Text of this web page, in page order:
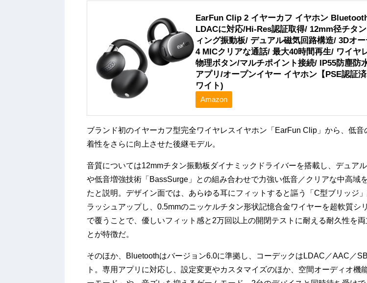
EarFun Clip 2 イヤーカフ イヤホン
LDACに対応/Hi-Res認証取得/ 12mm径チタ
ィング振動板/ デュアル磁気回路構造/ 3Dオ
4 MICクリアな通話/ 最大40時間再生/ ワイヤ
物理ボタン/マルチポイント接続/ IP55防塵防
アプリ/オープンイヤー イヤホン【PSE認証
ワイト)
Amazon
ブランド初のイヤーカフ型完全ワイヤレスイヤホン「EarFun Clip」から、低音
着性をさらに向上させた後継モデル。
音質については12mmチタン振動板ダイナミックドライバーを搭載し、デュア
や低音増強技術「BassSurge」との組み合わせで力強い低音／クリアな中高域
たと説明。デザイン面では、あらゆる耳にフィットすると謳う「C型ブリッジ
ラッシュアップし、0.5mmのニッケルチタン形状記憶合金ワイヤーを超軟質シ
で覆うことで、優しいフィット感と2万回以上の開閉テストに耐える耐久性を両
とが特徴だ。
そのほか、Bluetoothはバージョン6.0に準拠し、コーデックはLDAC／AAC／
ト。専用アプリに対応し、設定変更やカスタマイズのほか、空間オーディオ機